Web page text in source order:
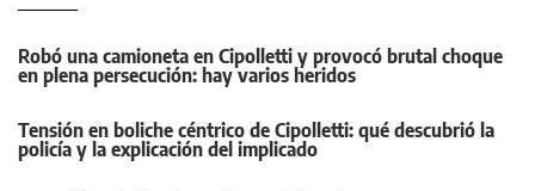
Robó una camioneta en Cipolletti y provocó brutal choque
en plena persecución: hay varios heridos
Tensión en boliche céntrico de Cipolletti: qué descubrió la
policía y la explicación del implicado